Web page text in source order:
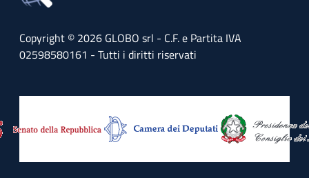
Copyright © 2026 GLOBO srl - C.F. e Partita IVA
02598580161 - Tutti i diritti riservati